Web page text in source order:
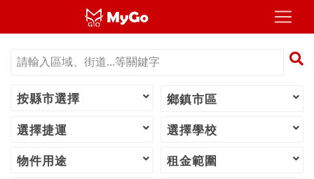
按縣市選擇 鄉鎮市區
選擇捷運 選擇學校
物件用途 租金範圍